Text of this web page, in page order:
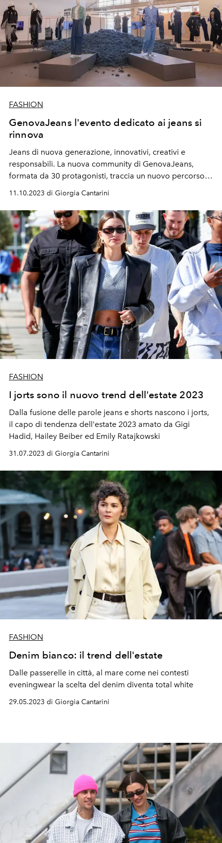
FASHION
GenovaJeans l'evento dedicato ai jeans si
rinnova
Jeans di nuova generazione, innovativi, creativi e
responsabili. La nuova community di GenovaJeans,
formata da 30 protagonisti, traccia un nuovo percorso
per la formazione di una denim culture più consapevole,
forte del passato e proiettata al futuro
11.10.2023 di Giorgia Cantarini
FASHION
I jorts sono il nuovo trend dell'estate 2023
Dalla fusione delle parole jeans e shorts nascono i jorts,
il capo di tendenza dell'estate 2023 amato da Gigi
Hadid, Hailey Beiber ed Emily Ratajkowski
31.07.2023 di Giorgia Cantarini
FASHION
Denim bianco: il trend dell'estate
Dalle passerelle in città, al mare come nei contesti
eveningwear la scelta del denim diventa total white
29.05.2023 di Giorgia Cantarini